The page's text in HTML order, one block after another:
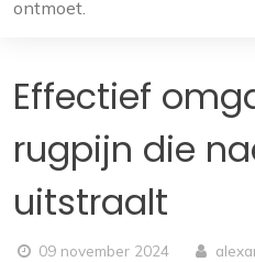
ontmoet.
Effectief
rugpijn die
uitstraalt
09 november 2024